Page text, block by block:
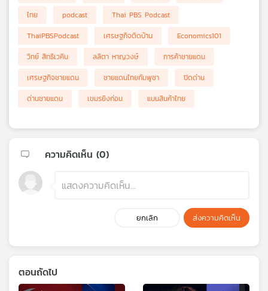
ไทย
podcast
Thai PBS Podcast
ThaiPBSPodcast
เศรษฐกิจติดบ้าน
Economics101
วิทย์ สิทธิเวคิน
ลลิตา หาญวงษ์
การค้าชายแดน
เศรษฐกิจชายแดน
ชายแดนไทยกัมพูชา
ปิดด่าน
ด่านชายแดน
เขมรยิงก่อน แบนสินค้าไทย
ความคิดเห็น (0)
ยกเลิก ส่งความคิดเห็น
ตอนถัดไป